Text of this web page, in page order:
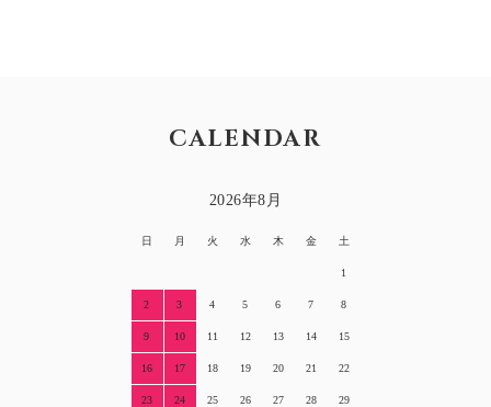
CALENDAR
2026年8月
日 月 火 水 木 金 土
1
2 3 4 5 6 7 8
9 10 11 12 13 14 15
16 17 18 19 20 21 22
23 24 25 26 27 28 29